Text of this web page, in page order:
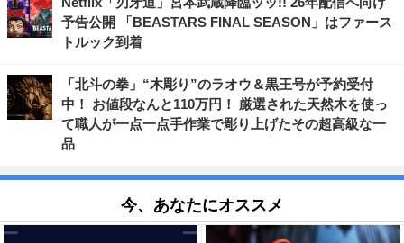
予告公開 「BEASTARS FINAL SEASON」はファース
トルック到着
「北斗の拳」“木彫り”のラオウ＆黒王号が予約受付
中！ お値段なんと110万円！ 厳選された天然木を使っ
て職人が一点一点手作業で彫り上げたその超高級な一
品
今、あなたにオススメ